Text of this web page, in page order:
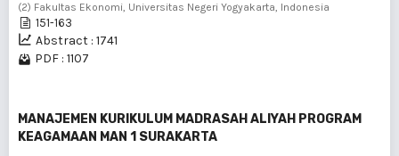
(2) Fakultas Ekonomi, Universitas Negeri Yogyakarta, Indonesia
151-163
Abstract : 1741
PDF : 1107
MANAJEMEN KURIKULUM MADRASAH ALIYAH PROGRAM
KEAGAMAAN MAN 1 SURAKARTA